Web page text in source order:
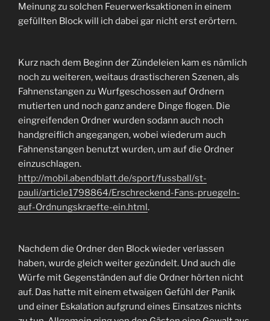
Meinung zu solchen Feuerwerksaktionen in einem
gefüllten Block will ich dabei gar nicht erst erörtern.
Kurz nach dem Beginn der Zündeleien kam es nämlich
noch zu weiteren, weitaus drastischeren Szenen, als
Fahnenstangen zu Wurfgeschossen auf Ordnern
mutierten und noch ganz andere Dinge flogen. Die
eingreifenden Ordner wurden sodann auch noch
handgreiflich angegangen, wobei wiederum auch
Fahnenstangen benutzt wurden, um auf die Ordner
einzuschlagen.
http://mobil.abendblatt.de/sport/fussball/st-
pauli/article1798864/Erschreckend-Fans-pruegeln-
auf-Ordnungskraefte-ein.html.
Nachdem die Ordner den Block wieder verlassen
haben, wurde gleich weiter gezündelt. Und auch die
Würfe mit Gegenständen auf die Ordner hörten nicht
auf. Das hatte mit einem etwaigen Gefühl der Panik
und einer Eskalation aufgrund eines Einsatzes nichts